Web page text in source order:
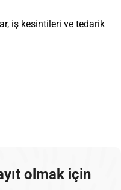
iş kesintileri ve tedarik
olmak için